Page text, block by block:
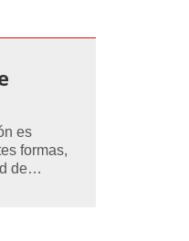
es
formas,
de